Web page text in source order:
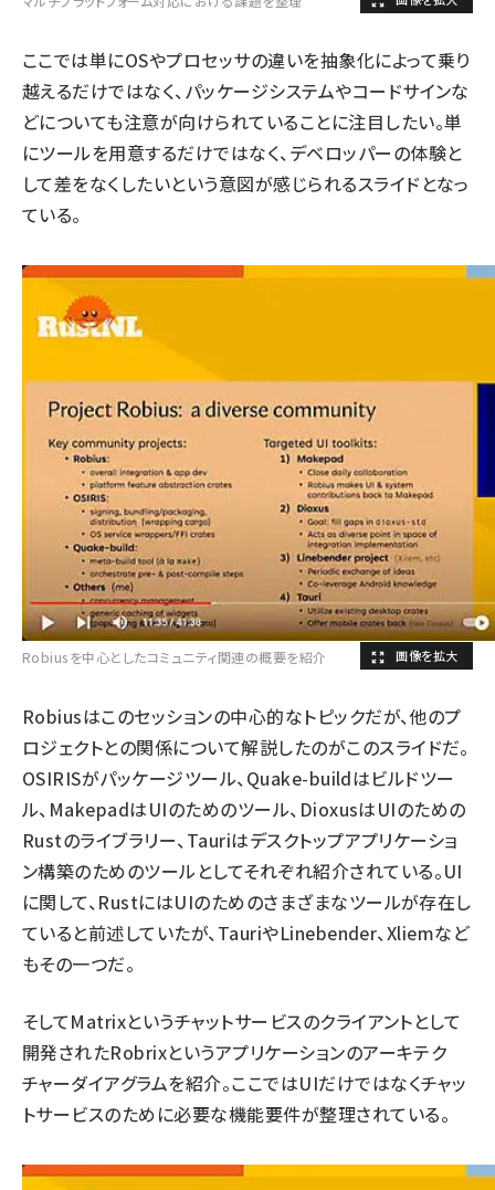
ここでは単にOSやプロセッサの違いを抽象化によって乗り
越えるだけではなく、パッケージシステムやコードサインな
どについても注意が向けられていることに注目したい。単
にツールを用意するだけではなく、デベロッパーの体験と
して差をなくしたいという意図が感じられるスライドとなっ
ている。
Robiusを中心としたコミュニティ関連の概要を紹介
Robiusはこのセッションの中心的なトピックだが、他のプ
ロジェクトとの関係について解説したのがこのスライドだ。
OSIRISがパッケージツール、Quake-buildはビルドツー
ル、MakepadはUIのためのツール、DioxusはUIのための
Rustのライブラリー、Tauriはデスクトップアプリケーショ
ン構築のためのツールとしてそれぞれ紹介されている。UI
に関して、RustにはUIのためのさまざまなツールが存在し
ていると前述していたが、TauriやLinebender、Xliemなど
もその一つだ。
そしてMatrixというチャットサービスのクライアントとして
開発されたRobrixというアプリケーションのアーキテク
チャーダイアグラムを紹介。ここではUIだけではなくチャッ
トサービスのために必要な機能要件が整理されている。